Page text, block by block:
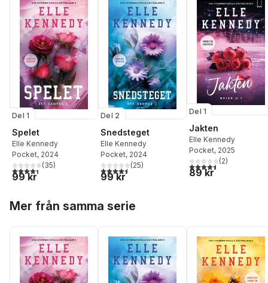
Del 1
Spelet
Elle Kennedy
Pocket, 2024
4,4utav 5 stjärnor. Totalt antal röster:
(35)
99 kr
Del 2
Snedsteget
Elle Kennedy
Pocket, 2024
4,5utav 5 stjärnor. Totalt antal röster:
(25)
99 kr
Del 1
Jakten
Elle Kennedy
Pocket, 2025
4,5utav 5 stjärnor.
(2)
89 kr
Mer från samma serie